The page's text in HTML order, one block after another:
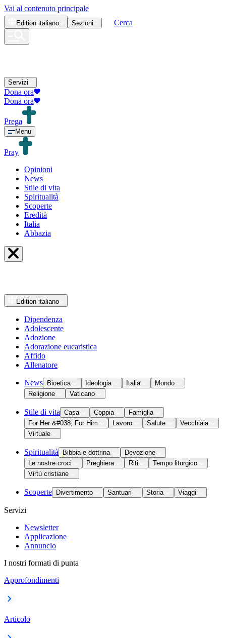
Vai al contenuto principale
Edition italiano Sezioni Cerca
Servizi
Dona ora
Dona ora
Prega
Menu
Pray
Opinioni
News
Stile di vita
Spiritualità
Scoperte
Eredità
Italia
Abbazia
Edition italiano
Dipendenza
Adolescente
Adozione
Adorazione eucaristica
Affido
Allenatore
News Bioetica Ideologia Italia
Mondo
Religione
Vaticano
Stile di vita Casa Coppia
Famiglia
For Her &#038; For Him
Lavoro Salute
Vecchiaia
Virtuale
Spiritualità Bibbia e dottrina
Devozione
Le nostre croci
Preghiera Riti
Tempo liturgico
Virtù cristiane
Scoperte Divertimento Santuari Storia Viaggi
Servizi
Newsletter
Applicazione
Annuncio
I nostri formati di punta
Approfondimenti
Articolo